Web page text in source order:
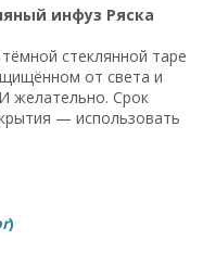
инфуз Ряска
стеклянной таре
от света и
желательно. Срок
— использовать
)